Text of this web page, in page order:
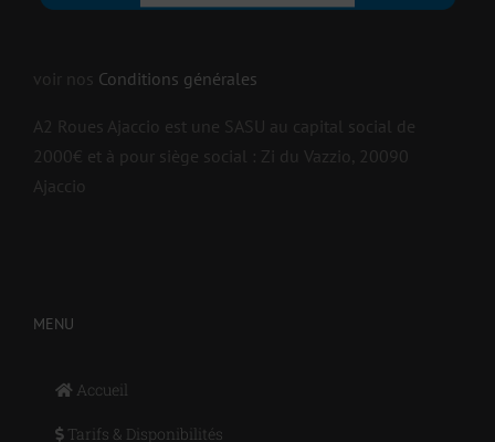
voir nos Conditions générales
A2 Roues Ajaccio est une SASU au capital social de
2000€ et à pour siège social : Zi du Vazzio, 20090
Ajaccio
MENU
Accueil
Tarifs & Disponibilités